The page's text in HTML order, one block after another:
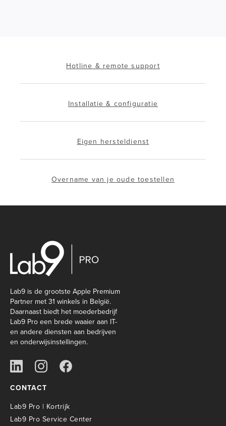
Hotline & remote support
Installatie & configuratie
Eigen hersteldienst
Overname van je oude toestellen
Lab9 is de grootste Apple Premium
Partner met 31 winkels in België.
Daarnaast biedt het moederbedrijf
Lab9 Pro een brede waaier aan IT-
en andere diensten aan bedrijven
en onderwijsinstellingen.
CONTACT
Lab9 Pro | Kortrijk
Lab9 Pro Service Center